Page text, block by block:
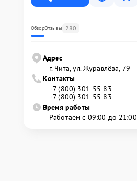
ОбзорОтзывы 280
Адрес
г. Чита, ул. Журавлёва, 79
Контакты
+7 (800) 301-55-83
+7 (800) 301-55-83
Время работы
Работаем с 09:00 до 21:00